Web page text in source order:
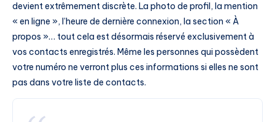
devient extrêmement discrète. La photo de profil, la mention
« en ligne », l’heure de dernière connexion, la section « À
propos »… tout cela est désormais réservé exclusivement à
vos contacts enregistrés. Même les personnes qui possèdent
votre numéro ne verront plus ces informations si elles ne sont
pas dans votre liste de contacts.